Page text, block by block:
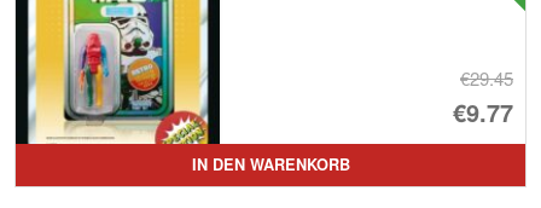
€29.45
€9.77
IN DEN WARENKORB